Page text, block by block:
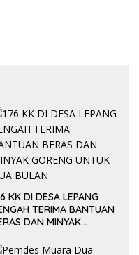
KK DI DESA LEPANG
TERIMA BANTUAN
DAN MINYAK